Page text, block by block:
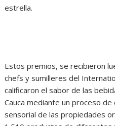
estrella.
Estos premios, se recibieron
chefs y sumilleres del
calificaron el sabor de las
Cauca mediante un proceso de
sensorial de las propiedades